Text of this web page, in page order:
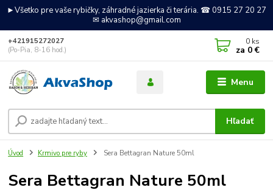
►Všetko pre vaše rybičky, záhradné jazierka či terária. ☎ 0915 27 20 27
✉ akvashop@gmail.com
Menu
Hľadať
+421915272027
(Po-Pia, 8-16 hod.)
0 ks
za 0 €
Úvod Krmivo pre ryby Sera Bettagran Nature 50ml
Sera Bettagran Nature 50ml